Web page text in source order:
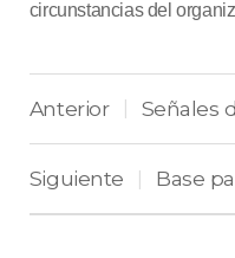
circunstancias del
Anterior
Siguiente |